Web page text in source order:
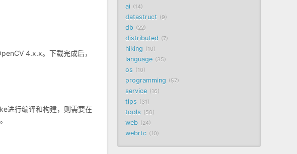
4.x.x。下载完成后，
进行编译和构建，则需要在
ai 14
datastruct 9
db 22
distributed 7
hiking 10
language 35
os 10
programming 57
service 16
tips 31
tools 50
web 24
webrtc 10